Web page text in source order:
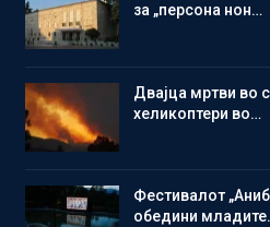
за „персона нон…
Двајца мртви во
хеликоптери во…
Фестивалот
обедини